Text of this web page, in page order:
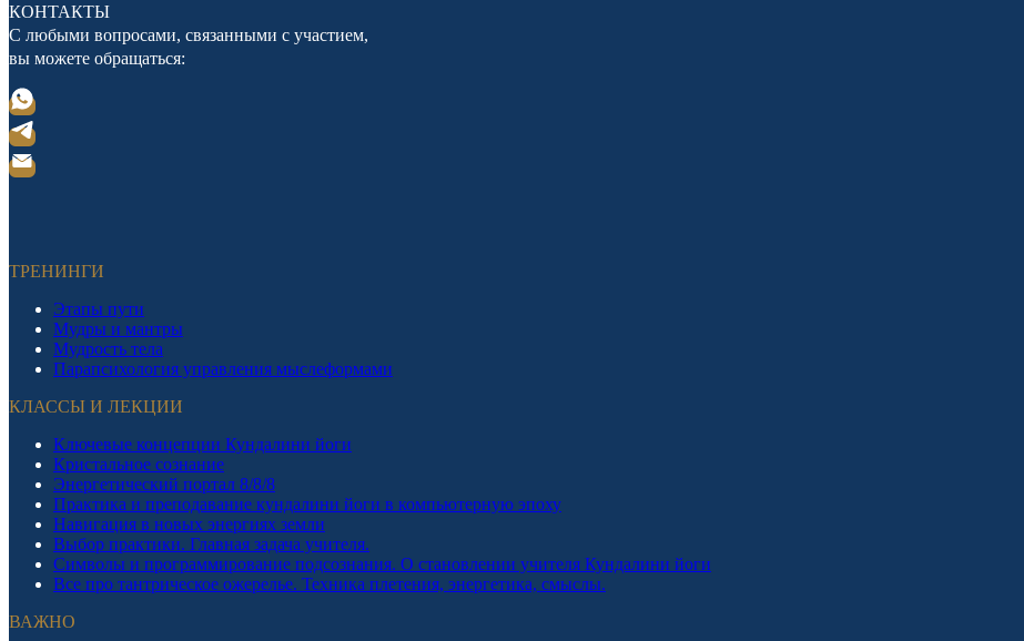
КОНТАКТЫ
С любыми вопросами, связанными с участием,
вы можете обращаться:
ТРЕНИНГИ
Этапы пути
Мудры и мантры
Мудрость тела
Парапсихология управления мыслеформами
КЛАССЫ И ЛЕКЦИИ
Ключевые концепции Кундалини йоги
Кристальное сознание
Энергетический портал 8/8/8
Практика и преподавание кундалини йоги в компьютерную эпоху
Навигация в новых энергиях земли
Выбор практики. Главная задача учителя.
Символы и программирование подсознания. О становлении учителя Кундалини йоги
Все про тантрическое ожерелье. Техника плетения, энергетика, смыслы.
ВАЖНО